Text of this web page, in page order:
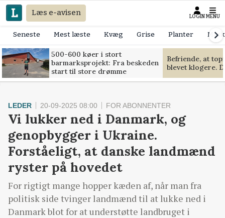
Læs e-avisen LOGIN MENU
Seneste Mest læste Kvæg Grise Planter
500-600 køer i stort
barmarksprojekt: Fra beskeden
start til store drømme
Befriende, at
blevet klogere.
LEDER 20-09-2025 08:00 FOR ABONNENTER
Vi lukker ned i Danmark, og
genopbygger i Ukraine.
Forståeligt, at danske landmænd
ryster på hovedet
For rigtigt mange hopper kæden af, når man fra
politisk side tvinger landmænd til at lukke ned i
Danmark blot for at understøtte landbruget i